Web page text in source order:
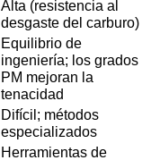
Alta (resistencia al
desgaste del carburo)
Equilibrio de
ingeniería; los grados
PM mejoran la
tenacidad
Difícil; métodos
especializados
Herramientas de